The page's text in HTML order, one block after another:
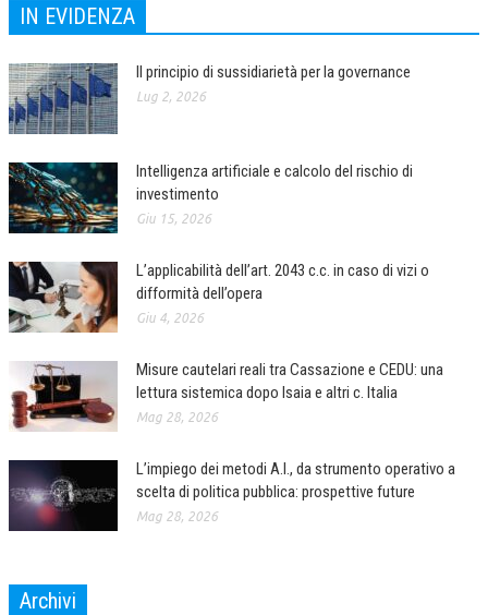
REDAZIONE
PEER REVIEW
CODICE ETICO
COLLABORA CON NOI
ECONOMIA
CORPORATE SOCIAL RESPONSIBILITY
ECONOMIA DELL’ARTE
HUMAN RESOURCES
RISORSE UMANE
MARKETING
TREASURY IN FINANCIAL SERVICES
SVILUPPO SOSTENIBILE
IN EVIDENZA
Il principio di sussidiarietà per la governance
Lug 2, 2026
Intelligenza artificiale e calcolo del rischio di
investimento
Giu 15, 2026
L’applicabilità dell’art. 2043 c.c. in caso di vizi o
difformità dell’opera
Giu 4, 2026
Misure cautelari reali tra Cassazione e CEDU: una
lettura sistemica dopo Isaia e altri c. Italia
Mag 28, 2026
L’impiego dei metodi A.I., da strumento operativo a
scelta di politica pubblica: prospettive future
Mag 28, 2026
Archivi